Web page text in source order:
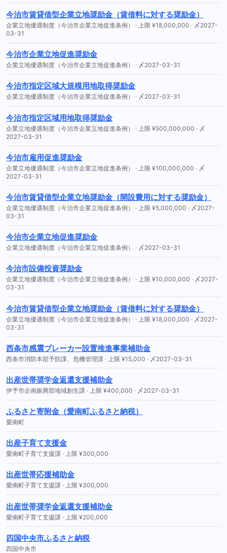
今治市賃貸借型企業立地奨励金（賃借料に対する奨励金）
企業立地優遇制度（今治市企業立地促進条例） · 上限 ¥18,000,000 · 〆2027-
03-31
今治市企業立地促進奨励金
企業立地優遇制度（今治市企業立地促進条例） · 〆2027-03-31
今治市指定区域大規模用地取得奨励金
企業立地優遇制度（今治市企業立地促進条例） · 〆2027-03-31
今治市指定区域用地取得奨励金
企業立地優遇制度（今治市企業立地促進条例） · 上限 ¥500,000,000 · 〆
2027-03-31
今治市雇用促進奨励金
企業立地優遇制度（今治市企業立地促進条例） · 上限 ¥100,000,000 · 〆
2027-03-31
今治市賃貸借型企業立地奨励金（開設費用に対する奨励金）
企業立地優遇制度（今治市企業立地促進条例） · 上限 ¥5,000,000 · 〆2027-
03-31
今治市企業立地促進奨励金
企業立地優遇制度（今治市企業立地促進条例） · 〆2027-03-31
今治市設備投資奨励金
企業立地優遇制度（今治市企業立地促進条例） · 上限 ¥10,000,000 · 〆2027-
03-31
今治市賃貸借型企業立地奨励金（賃借料に対する奨励金）
企業立地優遇制度（今治市企業立地促進条例） · 上限 ¥18,000,000 · 〆2027-
03-31
西条市感震ブレーカー設置推進事業補助金
西条市消防本部予防課、危機管理課 · 上限 ¥15,000 · 〆2027-03-31
出産世帯奨学金返還支援補助金
伊予市企画振興部地域創生課 · 上限 ¥400,000 · 〆2027-03-31
ふるさと寄附金（愛南町ふるさと納税）
愛南町
出産子育て支援金
愛南町子育て支援課 · 上限 ¥300,000
出産世帯応援補助金
愛南町子育て支援課 · 上限 ¥300,000
出産世帯奨学金返還支援補助金
愛南町子育て支援課 · 上限 ¥200,000
四国中央市ふるさと納税
四国中央市